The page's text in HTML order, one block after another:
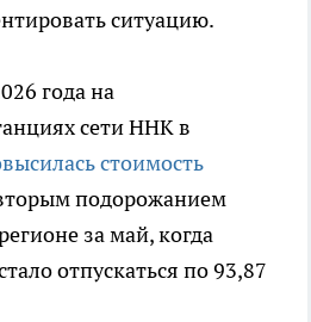
ситуацию.
года на
сети ННК в
стоимость
подорожанием
за май, когда
отпускаться по 93,87